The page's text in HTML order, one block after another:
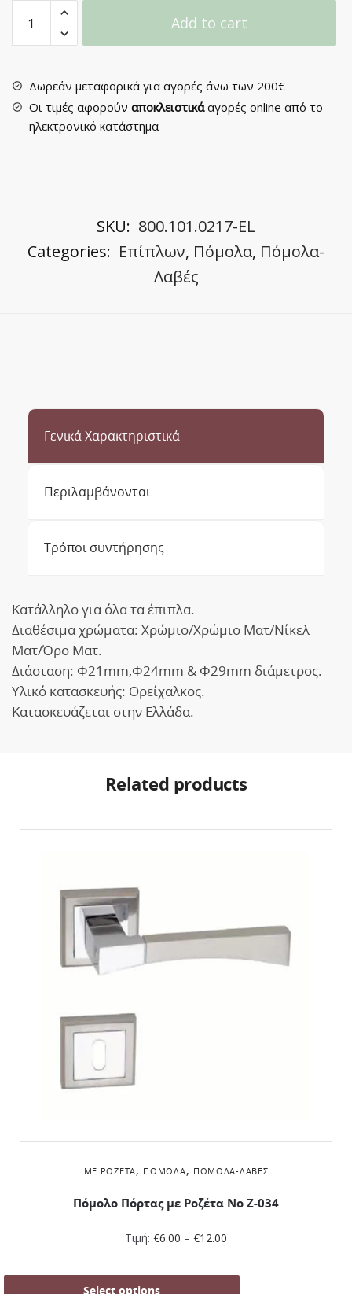
Πομολάκι
Επίπλου
No
quantity
Add to cart
Δωρεάν μεταφορικά για αγορές άνω των 200€
Οι τιμές αφορούν αποκλειστικάαγορές online από το
ηλεκτρονικό κατάστημα
SKU: 800.101.0217-EL
Categories: Επίπλων, Πόμολα, Πόμολα-
Λαβές
Γενικά Χαρακτηριστικά
Περιλαμβάνονται
Τρόποι συντήρησης
Κατάλληλο για όλα τα έπιπλα.
Διαθέσιμα χρώματα: Χρώμιο/Χρώμιο Ματ/Νίκελ
Ματ/Όρο Ματ.
Διάσταση: Φ21mm,Φ24mm & Φ29mm διάμετρος.
Υλικό κατασκευής: Ορείχαλκος.
Κατασκευάζεται στην Ελλάδα.
Related products
ΜΕ ΡΟΖΈΤΑ, ΠΌΜΟΛΑ, ΠΌΜΟΛΑ-ΛΑΒΈΣ
Πόμολο Πόρτας με Ροζέτα No Ζ-034
Τιμή: €6.00 – €12.00
Select options